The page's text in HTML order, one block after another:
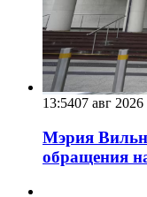
13:5407 авг 2026
Мэрия
обращения